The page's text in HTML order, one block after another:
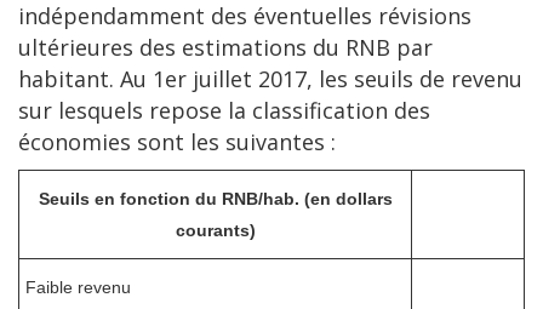
indépendamment des éventuelles révisions
ultérieures des estimations du RNB par
habitant. Au 1er juillet 2017, les seuils de revenu
sur lesquels repose la classification des
économies sont les suivantes :
Seuils en fonction du RNB/hab. (en dollars
courants)
Faible revenu